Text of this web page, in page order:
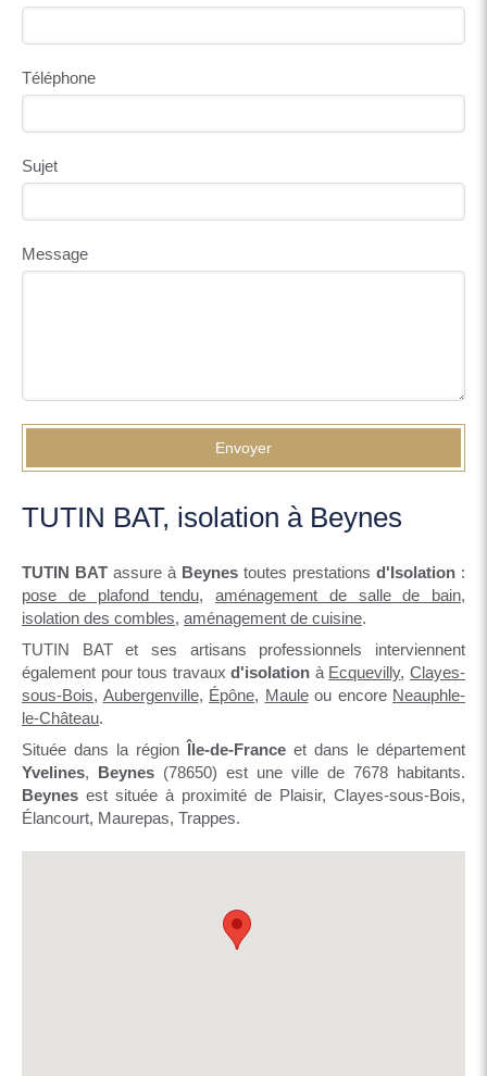
Téléphone
Sujet
Message
Envoyer
TUTIN BAT, isolation à Beynes
TUTIN BAT assure à Beynes toutes prestations d'Isolation :
pose de plafond tendu, aménagement de salle de bain,
isolation des combles, aménagement de cuisine.
TUTIN BAT et ses artisans professionnels interviennent
également pour tous travaux d'isolation à Ecquevilly,Clayes-
sous-Bois, Aubergenville, Épône, Mauleou encore Neauphle-
le-Château.
Située dans la région Île-de-France et dans le département
Yvelines, Beynes (78650) est une ville de 7678 habitants.
Beynes est située à proximité de Plaisir, Clayes-sous-Bois,
Élancourt, Maurepas, Trappes.